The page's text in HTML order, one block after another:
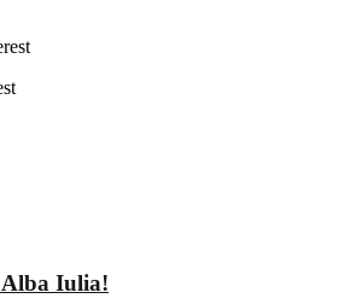
Alba Iulia!